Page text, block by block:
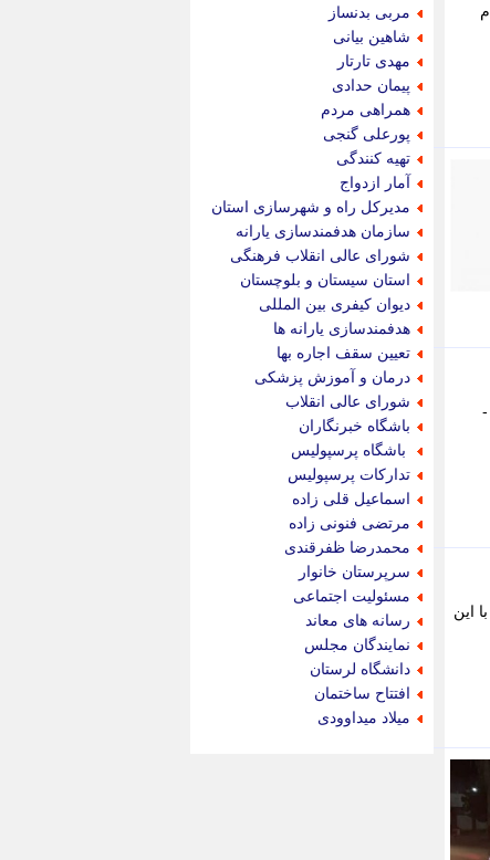
-
این
مربی بدنساز
شاهین بیانی
مهدی تارتار
پیمان حدادی
همراهی مردم
پورعلی گنجی
تهیه کنندگی
آمار ازدواج
مدیرکل راه و شهرسازی استان
سازمان هدفمندسازی یارانه
شورای عالی انقلاب فرهنگی
استان سیستان و بلوچستان
دیوان کیفری بین المللی
هدفمندسازی یارانه ها
تعیین سقف اجاره بها
درمان و آموزش پزشکی
شورای عالی انقلاب
باشگاه خبرنگاران
باشگاه پرسپولیس
تدارکات پرسپولیس
اسماعیل قلی زاده
مرتضی فنونی زاده
محمدرضا ظفرقندی
سرپرستان خانوار
مسئولیت اجتماعی
رسانه های معاند
نمایندگان مجلس
دانشگاه لرستان
افتتاح ساختمان
میلاد میداوودی